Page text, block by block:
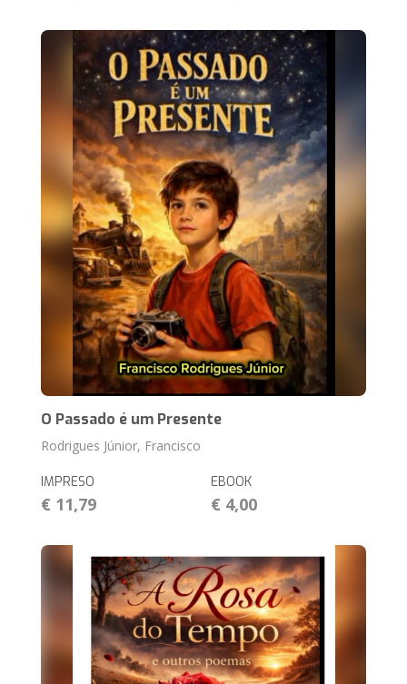
O Passado é um Presente
Rodrigues Júnior, Francisco
IMPRESO
€ 11,79
EBOOK
€ 4,00